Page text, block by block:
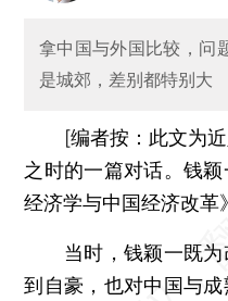
为清华大学经济管
授。获2009年度孙
学奖。研究领域包
经济改革》等。
拿中国与外国比较，问
是城郊，差别都特别大
[编者按：此文为近
之时的一篇对话。钱
经济学与中国经济改革
当时，钱颖一既为
到自豪，也对中国与